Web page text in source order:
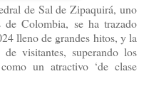
de Sal de Zipaquirá, uno
de Colombia, se ha trazado
lleno de grandes hitos, y la
visitantes, superando los
un atractivo ‘de clase